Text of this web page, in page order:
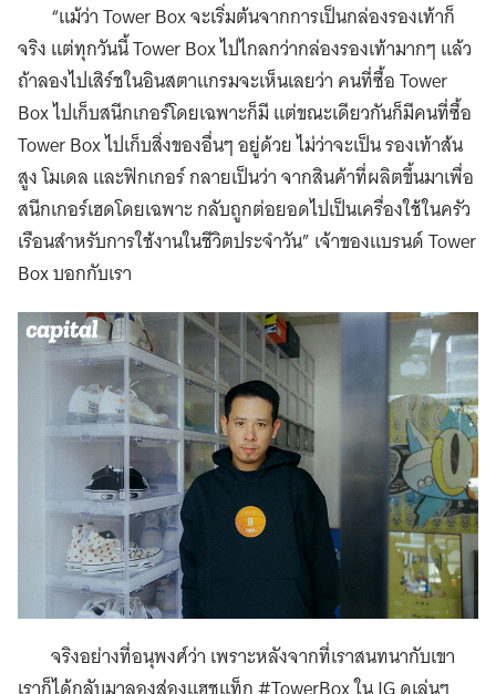
“แม้ว่า Tower Box จะเริ่มต้นจากการเป็นกล่องรองเท้าก็
จริง แต่ทุกวันนี้ Tower Box ไปไกลกว่ากล่องรองเท้ามากๆ แล้ว
ถ้าลองไปเสิร์ชในอินสตาแกรมจะเห็นเลยว่า คนที่ซื้อ Tower
Box ไปเก็บสนีกเกอร์โดยเฉพาะก็มี แต่ขณะเดียวกันก็มีคนที่ซื้อ
Tower Box ไปเก็บสิ่งของอื่นๆ อยู่ด้วย ไม่ว่าจะเป็น รองเท้าส้น
สูง โมเดล และฟิกเกอร์ กลายเป็นว่า จากสินค้าที่ผลิตขึ้นมาเพื่อ
สนีกเกอร์เฮดโดยเฉพาะ กลับถูกต่อยอดไปเป็นเครื่องใช้ในครัว
เรือนสำหรับการใช้งานในชีวิตประจำวัน” เจ้าของแบรนด์ Tower
Box บอกกับเรา
จริงอย่างที่อนุพงศ์ว่า เพราะหลังจากที่เราสนทนากับเขา